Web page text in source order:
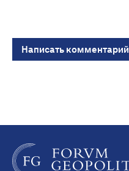
Написать комментарий